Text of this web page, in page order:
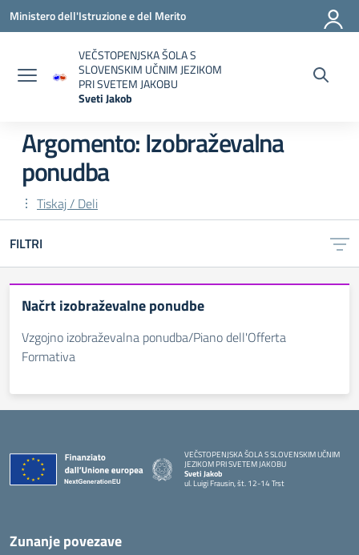
Vai ai contenuti
Vai al menu di navigazione
Vai al footer
Ministero dell'Istruzione e del Merito
VEČSTOPENJSKA ŠOLA S
SLOVENSKIM UČNIM JEZIKOM
PRI SVETEM JAKOBU
Sveti Jakob
Argomento: Izobraževalna
ponudba
Tiskaj / Deli
FILTRI
Načrt izobraževalne ponudbe
Vzgojno izobraževalna ponudba/Piano dell'Offerta
Formativa
VEČSTOPENJSKA ŠOLA S SLOVENSKIM UČNIM
JEZIKOM PRI SVETEM JAKOBU
Sveti Jakob
ul. Luigi Frausin, št. 12-14 Trst
— Visita la pagina iniziale della scuola
Zunanje povezave